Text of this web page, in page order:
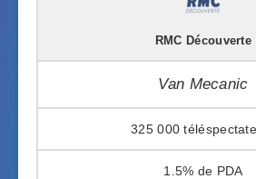
RMC Découverte
Van Mecanic
325 000
1.5%